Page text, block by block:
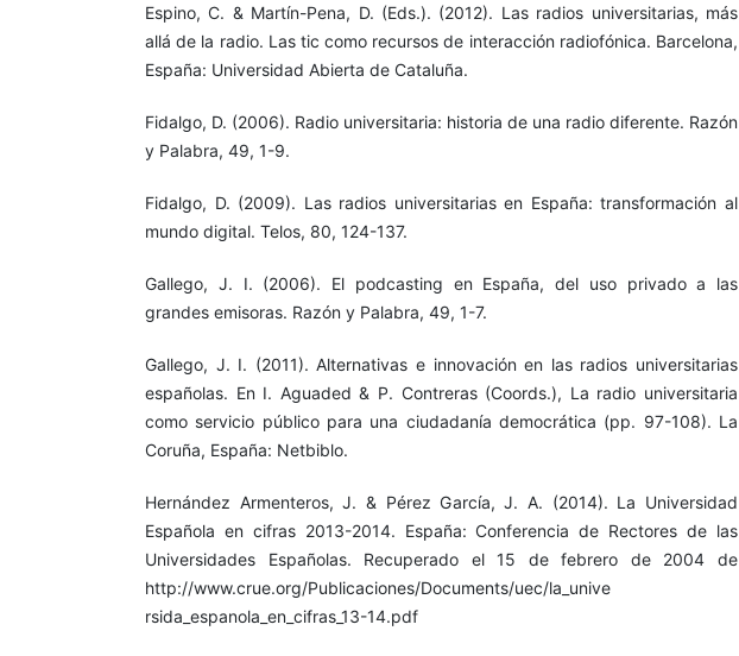
Espino, C. & Martín-Pena, D. (Eds.). (2012). Las radios universitarias, más
allá de la radio. Las tic como recursos de interacción radiofónica. Barcelona,
España: Universidad Abierta de Cataluña.
Fidalgo, D. (2006). Radio universitaria: historia de una radio diferente. Razón
y Palabra, 49, 1-9.
Fidalgo, D. (2009). Las radios universitarias en España: transformación al
mundo digital. Telos, 80, 124-137.
Gallego, J. I. (2006). El podcasting en España, del uso privado a las
grandes emisoras. Razón y Palabra, 49, 1-7.
Gallego, J. I. (2011). Alternativas e innovación en las radios universitarias
españolas. En I. Aguaded & P. Contreras (Coords.), La radio universitaria
como servicio público para una ciudadanía democrática (pp. 97-108). La
Coruña, España: Netbiblo.
Hernández Armenteros, J. & Pérez García, J. A. (2014). La Universidad
Española en cifras 2013-2014. España: Conferencia de Rectores de las
Universidades Españolas. Recuperado el 15 de febrero de 2004 de
http://www.crue.org/Publicaciones/Documents/uec/la_unive
rsida_espanola_en_cifras_13-14.pdf